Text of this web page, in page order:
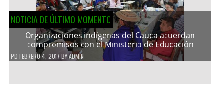
NOTICIA DE ÚLTIMO MOMENTO
Organizaciones indígenas del Cauca acuerdan
compromisos con el Ministerio de Educación
PD FEBRERO 4, 2017 BYADMIN